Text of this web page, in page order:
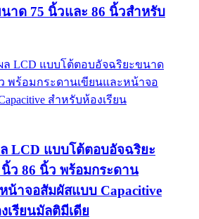
าด 75 นิ้วและ 86 นิ้วสำหรับ
LCD แบบโต้ตอบอัจฉริยะ
ว 86 นิ้ว พร้อมกระดาน
น้าจอสัมผัสแบบ Capacitive
เรียนมัลติมีเดีย